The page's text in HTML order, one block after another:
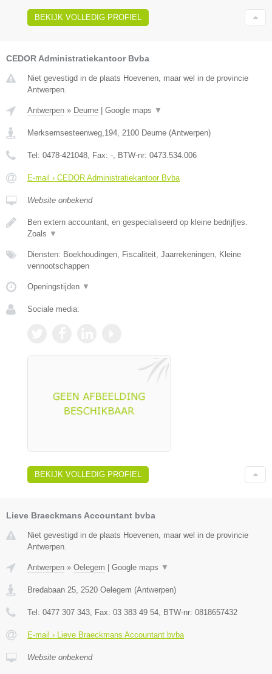
BEKIJK VOLLEDIG PROFIEL
CEDOR Administratiekantoor Bvba
Niet gevestigd in de plaats Hoevenen, maar wel in de provincie
Antwerpen.
Antwerpen » Deurne Google maps ▼
Merksemsesteenweg,194 2100 Deurne (Antwerpen)
Tel: 0478-421048 , Fax: - , BTW-nr: 0473.534.006
E-mail › CEDOR Administratiekantoor Bvba
Website onbekend
Ben extern accountant, en gespecialiseerd op kleine bedrijfjes.
Zoals ▼
Diensten: Boekhoudingen, Fiscaliteit, Jaarrekeningen, Kleine
vennootschappen
Openingstijden ▼
Sociale media:
BEKIJK VOLLEDIG PROFIEL
Lieve Braeckmans Accountant bvba
Niet gevestigd in de plaats Hoevenen, maar wel in de provincie
Antwerpen.
Antwerpen » Oelegem Google maps ▼
Bredabaan 25, 2520 Oelegem (Antwerpen)
Tel: 0477 307 343, Fax: 03 383 49 54, BTW-nr: 0818657432
E-mail › Lieve Braeckmans Accountant bvba
Website onbekend